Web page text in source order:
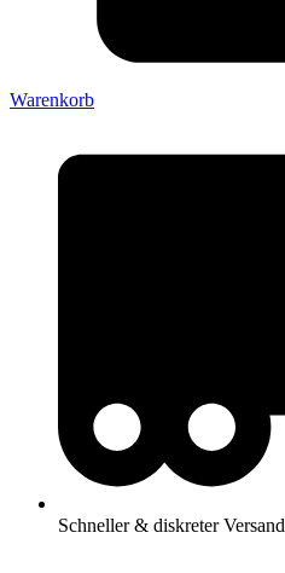
Warenkorb
Schneller & diskreter Versand